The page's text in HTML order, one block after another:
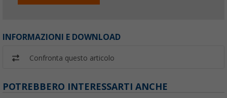
INFORMAZIONI E DOWNLOAD
Confronta questo articolo
POTREBBERO INTERESSARTI ANCHE